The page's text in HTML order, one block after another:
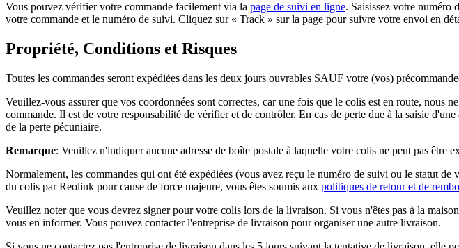
Vous pouvez vérifier votre commande facilement via la page de suivi en ligne. Saisissez votre numéro
votre commande et le numéro de suivi. Cliquez sur « Track » sur la page pour suivre votre envoi en
Propriété, Conditions et Risques
Toutes les commandes seront expédiées dans les deux jours ouvrables SAUF votre (vos)
Veuillez-vous assurer que vos coordonnées sont correctes, car une fois que le colis est en route, nous
commande. Il est de votre responsabilité de vérifier et de contrôler. En cas de perte due à la saisie
de la perte pécuniaire.
Remarque: Veuillez n'indiquer aucune adresse de boîte postale à laquelle votre colis ne peut pas être
Normalement, les commandes qui ont été expédiées (vous avez reçu le numéro de suivi ou le statut
du colis par Reolink pour cause de force majeure, vous êtes soumis aux politiques de retour et de
Veuillez noter que vous devrez signer pour votre colis lors de la livraison. Si vous n'êtes pas à la
vous en informer. Vous pouvez contacter l'entreprise de livraison pour organiser une autre livraison.